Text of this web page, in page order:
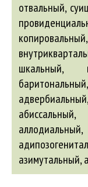
адвербиальный
абиссальный
аллодиальный
азимутальный,